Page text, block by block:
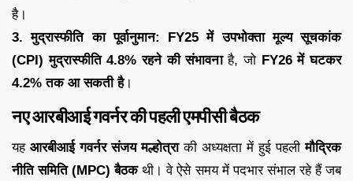
है।
3. मुद्रास्फीति का पूर्वानुमान:
FY25 में उपभोक्ता मूल्य सूचकांक
(CPI) मुद्रास्फीति 4.8% रहने की संभावनाहै, जो FY26 में घटकर
4.2% तक आ सकती है।
नए आरबीआई गवर्नर की पहली एमपीसी बैठक
यह आरबीआई गवर्नर संजय मल्होत्राकी अध्यक्षता में हुई पहलीमौद्रिक
नीति समिति (MPC) बैठकथी। वे ऐसे समय में पदभार संभाल रहे हैं जब